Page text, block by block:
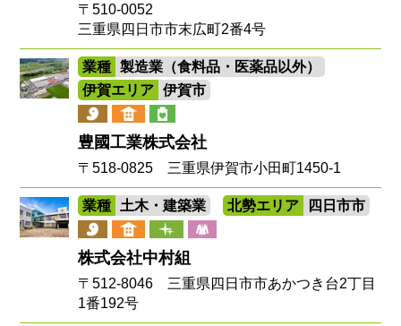
〒510-0052
三重県四日市市末広町2番4号
業種
製造業（食料品・医薬品以外）
伊賀エリア
伊賀市
豊國工業株式会社
〒518-0825 三重県伊賀市小田町1450-1
業種 土木・建築業 北勢エリア 四日市市
株式会社中村組
〒512-8046 三重県四日市市あかつき台2丁目
1番192号